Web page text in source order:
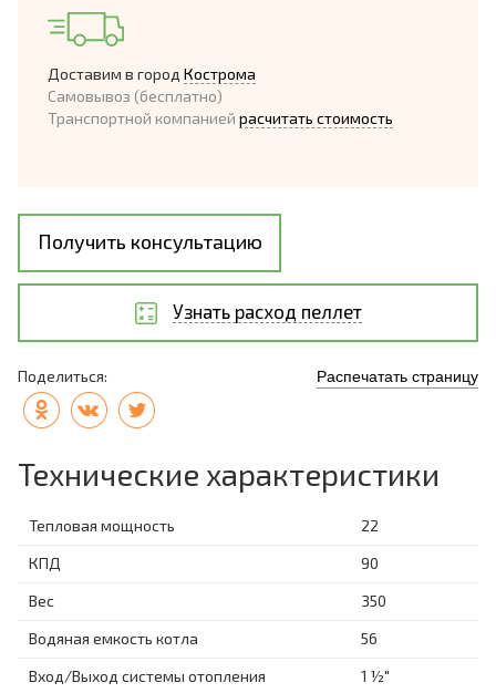
Доставим в город Кострома
Самовывоз (бесплатно)
Транспортной компанией расчитать стоимость
Получить консультацию
Узнать расход пеллет
Поделиться: Распечатать страницу
Технические характеристики
Тепловая мощность
22
КПД
90
Вес
350
Водяная емкость котла
56
Вход/Выход системы отопления
1 ½"